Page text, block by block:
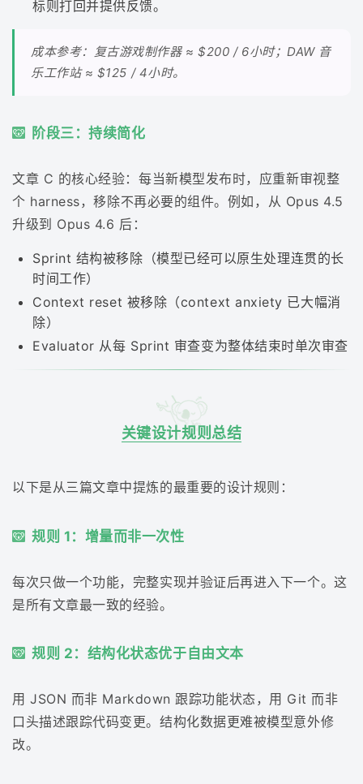
标则打回并提供反馈。
成本参考：复古游戏制作器 ≈ $200 / 6小时；DAW 音
乐工作站 ≈ $125 / 4小时。
阶段三：持续简化
文章 C 的核心经验：每当新模型发布时，应重新审视整
个 harness，移除不再必要的组件。例如，从 Opus 4.5
升级到 Opus 4.6 后：
Sprint 结构被移除（模型已经可以原生处理连贯的长
时间工作）
Context reset 被移除（context anxiety 已大幅消
除）
Evaluator 从每 Sprint 审查变为整体结束时单次审查
关键设计规则总结
以下是从三篇文章中提炼的最重要的设计规则：
规则 1：增量而非一次性
每次只做一个功能，完整实现并验证后再进入下一个。这
是所有文章最一致的经验。
规则 2：结构化状态优于自由文本
用 JSON 而非 Markdown 跟踪功能状态，用 Git 而非
口头描述跟踪代码变更。结构化数据更难被模型意外修
改。